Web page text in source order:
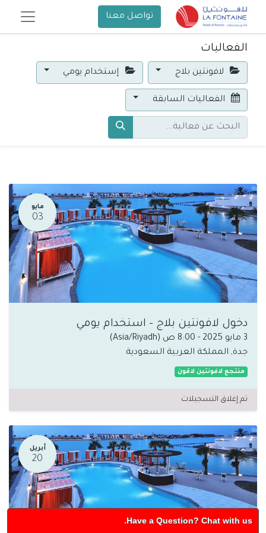
تواصل معنا
الفعاليات
لافونتين بلاج إستخدام يومي
الفعاليات السابقة
مايو
03
دخول لافونتين بلاج - استخدام يومي
3 مايو 2025 - 8:00 ص (
Asia/Riyadh
)
جدة, المملكة العربية السعودية
منتجع لافونتين لاقون
تم إغلاق التسجيلات
أبريل
20
Have a Question? Chat with us.